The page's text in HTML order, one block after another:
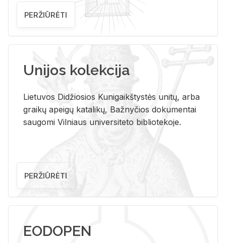
PERŽIŪRĖTI
Unijos kolekcija
Lietuvos Didžiosios Kunigaikštystės unitų, arba
graikų apeigų katalikų, Bažnyčios dokumentai
saugomi Vilniaus universiteto bibliotekoje.
PERŽIŪRĖTI
EODOPEN